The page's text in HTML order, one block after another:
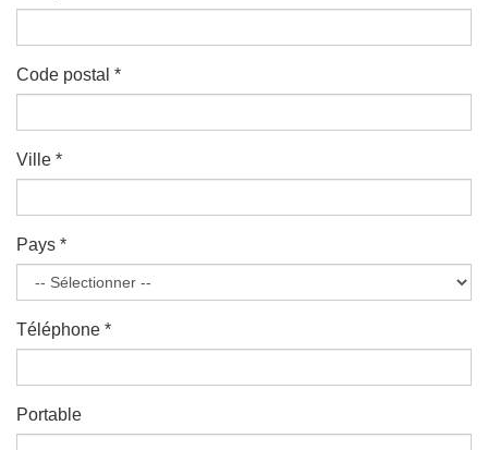
Code postal *
Ville *
Pays *
Téléphone *
Portable